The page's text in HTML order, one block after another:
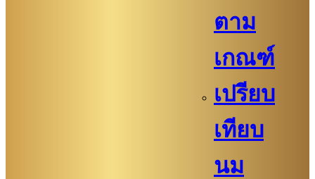
ตาม
เกณฑ์
เปรียบ
เทียบ
นม